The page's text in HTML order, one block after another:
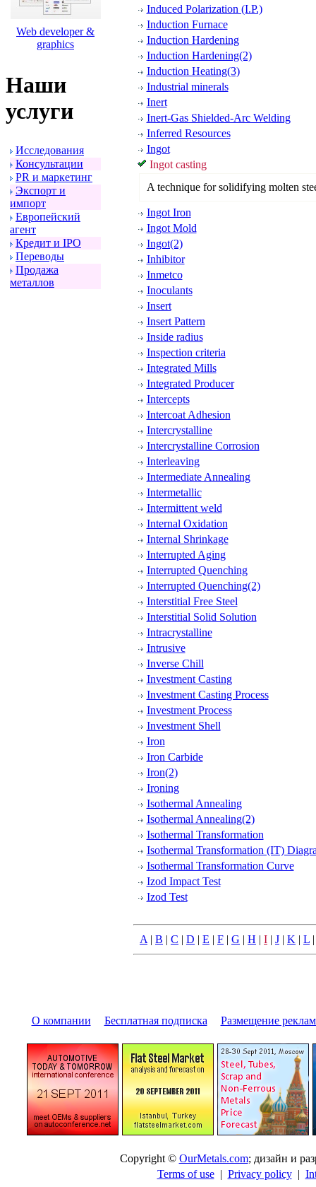
Web developer &
graphics
Наши
услуги
Исследования
Консультации
PR и маpкетинг
Экспоpт и
импоpт
Евpопейский
агент
Кpедит и IPO
Пеpеводы
Пpодажа
металлов
Induced Polarization (I.P.)
Induction Furnace
Induction Hardening
Induction Hardening(2)
Induction Heating(3)
Industrial minerals
Inert
Inert-Gas Shielded-Arc Welding
Inferred Resources
Ingot
Ingot casting
A technique for solidifying molten
Ingot Iron
Ingot Mold
Ingot(2)
Inhibitor
Inmetco
Inoculants
Insert
Insert Pattern
Inside radius
Inspection criteria
Integrated Mills
Integrated Producer
Intercepts
Intercoat Adhesion
Intercrystalline
Intercrystalline Corrosion
Interleaving
Intermediate Annealing
Intermetallic
Intermittent weld
Internal Oxidation
Internal Shrinkage
Interrupted Aging
Interrupted Quenching
Interrupted Quenching(2)
Interstitial Free Steel
Interstitial Solid Solution
Intracrystalline
Intrusive
Inverse Chill
Investment Casting
Investment Casting Process
Investment Process
Investment Shell
Iron
Iron Carbide
Iron(2)
Ironing
Isothermal Annealing
Isothermal Annealing(2)
Isothermal Transformation
Isothermal Transformation (IT)
Isothermal Transformation Curve
Izod Impact Test
Izod Test
A | B | C | D | E | F | G | H | I | J | K | L
О компании Бесплатная подписка Размещение
Copyright © OurMetals.com; дизайн и
Terms of use| Privacy policy|